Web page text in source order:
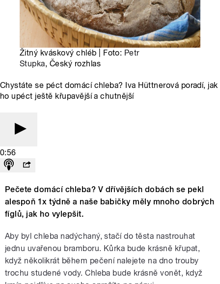
Žitný kváskový chléb | Foto: Petr
Stupka, Český rozhlas
Chystáte se péct domácí chleba? Iva Hüttnerová poradí, jak
ho upéct ještě křupavější a chutnější
0:56
Pečete domácí chleba? V dřívějších dobách se pekl
alespoň 1x týdně a naše babičky měly mnoho dobrých
fíglů, jak ho vylepšit.
Aby byl chleba nadýchaný, stačí do těsta nastrouhat
jednu uvařenou bramboru. Kůrka bude krásně křupat,
když několikrát během pečení nalejete na dno trouby
trochu studené vody. Chleba bude krásně vonět, když